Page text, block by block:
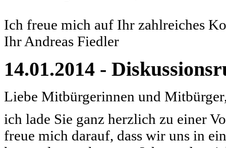
Ich freue mich auf Ihr zahlreiches
Ihr Andreas Fiedler
14.01.2014 -
Liebe Mitbürgerinnen und
ich lade Sie ganz herzlich zu einer
freue mich darauf, dass wir uns in